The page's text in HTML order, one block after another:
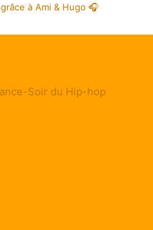
à Ami & Hugo 🎧
Soir du Hip-hop